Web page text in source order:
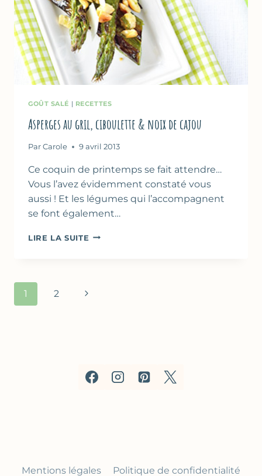
GOÛT SALÉ | RECETTES
Asperges au gril, ciboulette & noix de cajou
Par Carole 9 avril 2013
Ce coquin de printemps se fait attendre…
Vous l’avez évidemment constaté vous
aussi ! Et les légumes qui l’accompagnent
se font également…
LIRE LA SUITE ASPERGES
Navigation
de
1 2
Page
Mentions légales Politique de confidentialité